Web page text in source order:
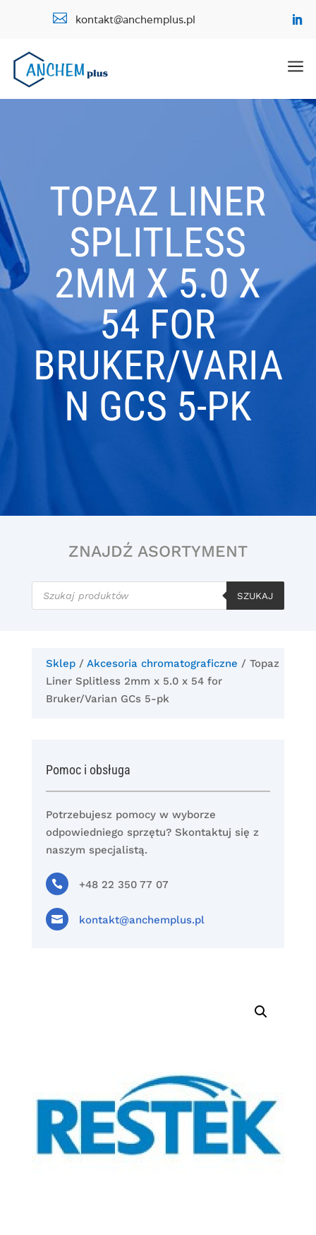
 kontakt@anchemplus.pl
a
TOPAZ LINER
SPLITLESS
2MM X 5.0 X
54 FOR
BRUKER/VARIA
N GCS 5-PK
ZNAJDŹ ASORTYMENT
Wyszukiwarka
produktów
SZUKAJ
Sklep/ Akcesoria chromatograficzne / Topaz
Liner Splitless 2mm x 5.0 x 54 for
Bruker/Varian GCs 5-pk
Pomoc i obsługa
Potrzebujesz pomocy w wyborze
odpowiedniego sprzętu? Skontaktuj się z
naszym specjalistą.
 +48 22 350 77 07
 kontakt@anchemplus.pl